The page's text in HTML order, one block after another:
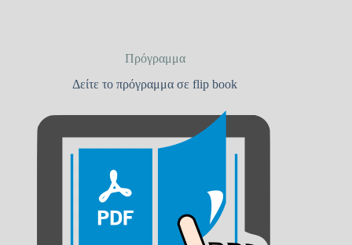
Πρόγραμμα
Δείτε το πρόγραμμα σε flip book